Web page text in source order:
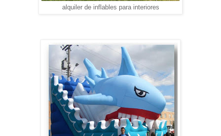
alquiler de inflables para interiores